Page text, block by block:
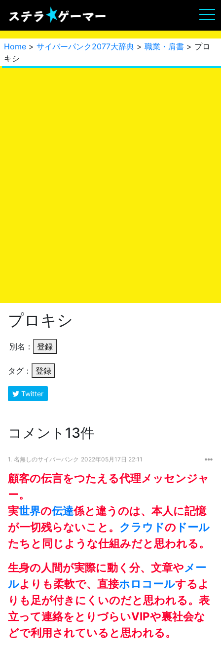
Home > サイバーパンク2077大辞典 > 職業・肩書 > プロ
キシ
プロキシ
別名： 登録
タグ： 登録
Twitter
コメント13件
1. 名無しのサイバーパンク 2022年05月17日 22:11
顧客の伝言をつたえる代理メッセンジャ
ー。
実世界の伝達係と違うのは、本人に記憶
が一切残らないこと。 クラウドの ドール
たちと同じような仕組みだと思われる。
生身の人間が実際に動く分、文章やメー
ルよりも柔軟で、直接ホロコールするよ
りも足が付きにくいのだと思われる。表
立って連絡をとりづらいVIPや裏社会な
どで利用されていると思われる。